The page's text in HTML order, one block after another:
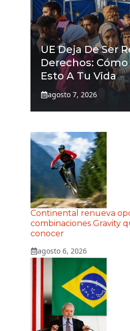
UE Deja De Ser
Derechos:
Esto A Tu Vida
agosto 7, 2026
Continental renueva
combinaciones Gravity
conocer
agosto 6, 2026